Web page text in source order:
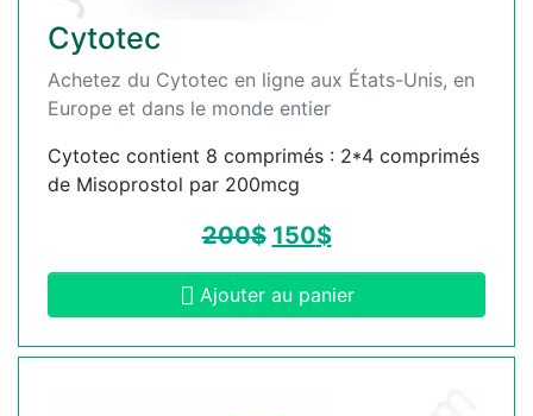
Cytotec
Achetez du Cytotec en ligne aux États-Unis, en
Europe et dans le monde entier
Cytotec contient 8 comprimés : 2*4 comprimés
de Misoprostol par 200mcg
200$ 150$
Ajouter au panier